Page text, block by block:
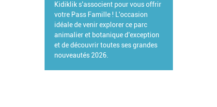
Kidiklik s'associent pour vous offrir
votre Pass Famille ! L'occasion
idéale de venir explorer ce parc
animalier et botanique d'exception
et de découvrir toutes ses grandes
nouveautés 2026.